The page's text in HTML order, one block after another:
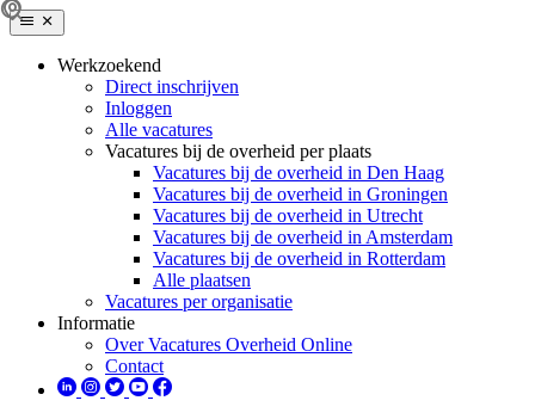
Werkzoekend
Direct inschrijven
Inloggen
Alle vacatures
Vacatures bij de overheid per plaats
Vacatures bij de overheid in Den Haag
Vacatures bij de overheid in Groningen
Vacatures bij de overheid in Utrecht
Vacatures bij de overheid in Amsterdam
Vacatures bij de overheid in Rotterdam
Alle plaatsen
Vacatures per organisatie
Informatie
Over Vacatures Overheid Online
Contact